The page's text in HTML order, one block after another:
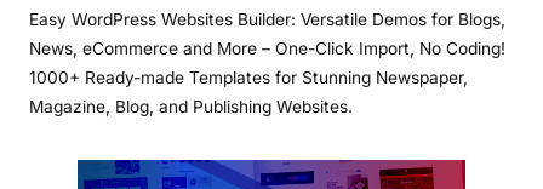
Easy WordPress Websites Builder: Versatile Demos for Blogs,
News, eCommerce and More – One-Click Import, No Coding!
1000+ Ready-made Templates for Stunning Newspaper,
Magazine, Blog, and Publishing Websites.